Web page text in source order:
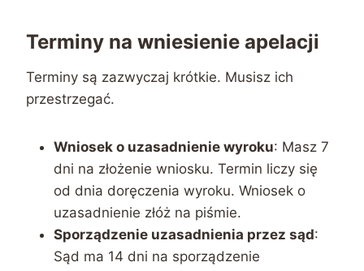
Terminy na wniesienie apelacji
Terminy są zazwyczaj krótkie. Musisz ich
przestrzegać.
Wniosek o uzasadnienie wyroku: Masz 7
dni na złożenie wniosku. Termin liczy się
od dnia doręczenia wyroku. Wniosek o
uzasadnienie złóż na piśmie.
Sporządzenie uzasadnienia przez sąd:
Sąd ma 14 dni na sporządzenie